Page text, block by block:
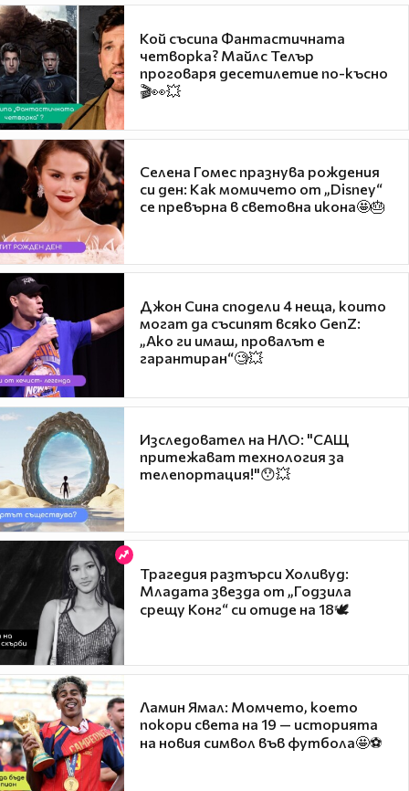
Кой съсипа Фантастичната
четворка? Майлс Телър
проговаря десетилетие по-късно
🎬👀💥
Селена Гомес празнува рождения
си ден: Как момичето от „Disney“
се превърна в световна икона🤩🎂
Джон Сина сподели 4 неща, които
могат да съсипят всяко GenZ:
„Ако ги имаш, провалът е
гарантиран“🧐💥
Изследовател на НЛО: "САЩ
притежават технология за
телепортация!"😯💥
Трагедия разтърси Холивуд:
Младата звезда от „Годзила
срещу Конг“ си отиде на 18🕊️
Ламин Ямал: Момчето, което
покори света на 19 — историята
на новия символ във футбола🤩⚽